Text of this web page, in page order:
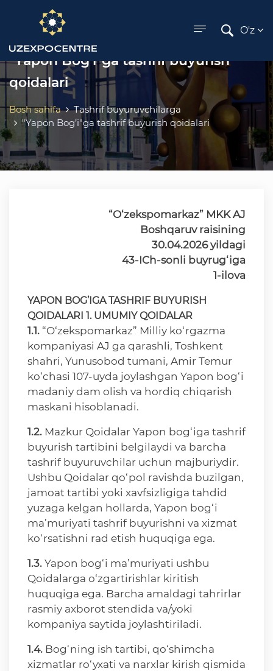
menu
O'z
"Yapon Bog’i"ga tashrif buyurish
qoidalari
Bosh sahifa
Tashrif buyuruvchilarga
"Yapon Bog’i"ga tashrif buyurish qoidalari
“O‘zekspomarkaz” MKK AJ
Boshqaruv raisining
30.04.2026 yildagi
43-ICh-sonli buyrug‘iga
1-ilova
YAPON BOG’IGA TASHRIF BUYURISH
QOIDALARI 1. UMUMIY QOIDALAR
1.1. “O‘zekspomarkaz” Milliy ko‘rgazma
kompaniyasi AJ ga qarashli, Toshkent
shahri, Yunusobod tumani, Amir Temur
ko‘chasi 107-uyda joylashgan Yapon bog‘i
madaniy dam olish va hordiq chiqarish
maskani hisoblanadi.
1.2. Mazkur Qoidalar Yapon bog‘iga tashrif
buyurish tartibini belgilaydi va barcha
tashrif buyuruvchilar uchun majburiydir.
Ushbu Qoidalar qo‘pol ravishda buzilgan,
jamoat tartibi yoki xavfsizligiga tahdid
yuzaga kelgan hollarda, Yapon bog‘i
ma’muriyati tashrif buyurishni va xizmat
ko‘rsatishni rad etish huquqiga ega.
1.3. Yapon bog‘i ma’muriyati ushbu
Qoidalarga o‘zgartirishlar kiritish
huquqiga ega. Barcha amaldagi tahrirlar
rasmiy axborot stendida va/yoki
kompaniya saytida joylashtiriladi.
1.4. Bog‘ning ish tartibi, qo‘shimcha
xizmatlar ro‘yxati va narxlar kirish qismida